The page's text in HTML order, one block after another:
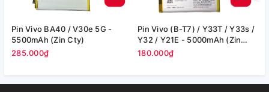
Pin Vivo BA40 / V30e 5G -
5500mAh (Zin Cty)
285.000₫
Pin Vivo (B-T7) / Y33T / Y33s /
Y32 / Y21E - 5000mAh (Zin
Cty)
180.000₫